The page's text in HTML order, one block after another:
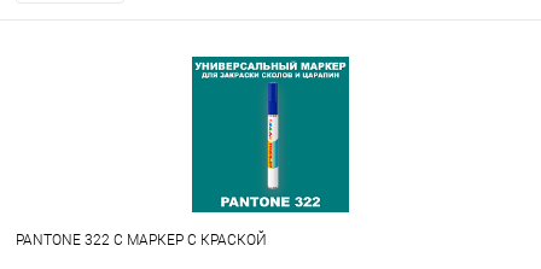
PANTONE 322 C МАРКЕР С КРАСКОЙ